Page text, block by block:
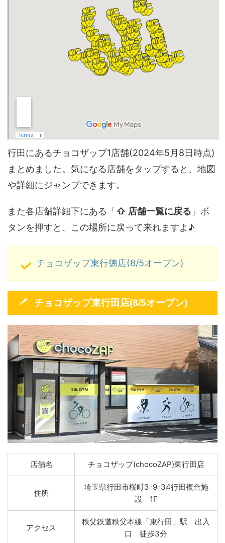
行田にあるチョコザップ1店舗(2024年5月8日時点)
まとめました。気になる店舗をタップすると、地図
や詳細にジャンプできます。
また各店舗詳細下にある「⇧ 店舗一覧に戻る 」ボ
タンを押すと、この場所に戻って来れますよ♪
チョコザップ東行徳店(8/5オープン)
チョコザップ東行田店(8/5オープン)
店舗名 チョコザップ(chocoZAP)東行田店
住所
埼玉県行田市桜町3-9-34行田複合施
設 1F
アクセス
秩父鉄道秩父本線「東行田」駅 出入
口 徒歩3分